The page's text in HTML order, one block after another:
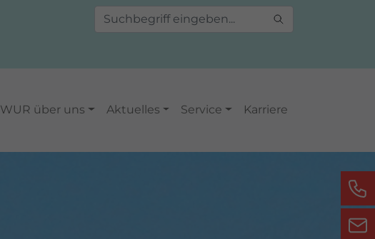
WUR über uns Aktuelles Service Karriere